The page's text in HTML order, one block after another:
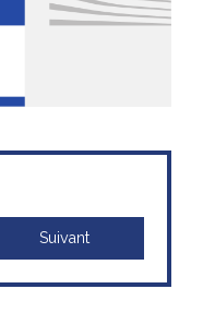
Suivant